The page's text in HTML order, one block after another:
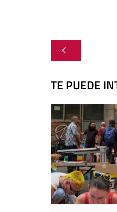
Navegación
de -
TE PUEDE